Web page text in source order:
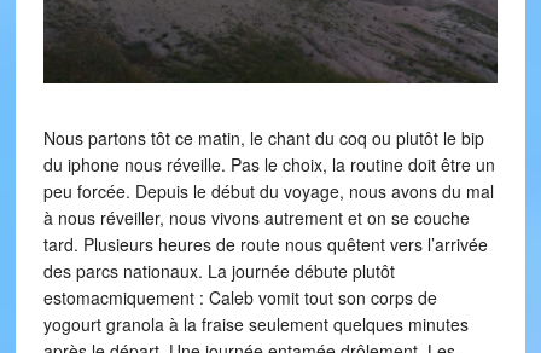
Nous partons tôt ce matin, le chant du coq ou plutôt le bip
du iphone nous réveille. Pas le choix, la routine doit être un
peu forcée. Depuis le début du voyage, nous avons du mal
à nous réveiller, nous vivons autrement et on se couche
tard. Plusieurs heures de route nous quêtent vers l’arrivée
des parcs nationaux. La journée débute plutôt
estomacmiquement : Caleb vomit tout son corps de
yogourt granola à la fraise seulement quelques minutes